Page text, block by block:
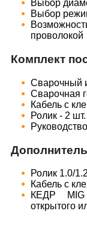
Выбор
Выбор
проволокой
Комплект
Сварочный
Сварочная
Кабель с
Ролик - 2 шт.
Ролик 1.0/
Кабель с
КЕДР MIG
открытого